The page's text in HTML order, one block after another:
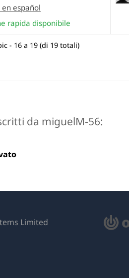
español
rapida disponibile
- 16 a 19 (di 19 totali)
da miguelM-56:
Limited